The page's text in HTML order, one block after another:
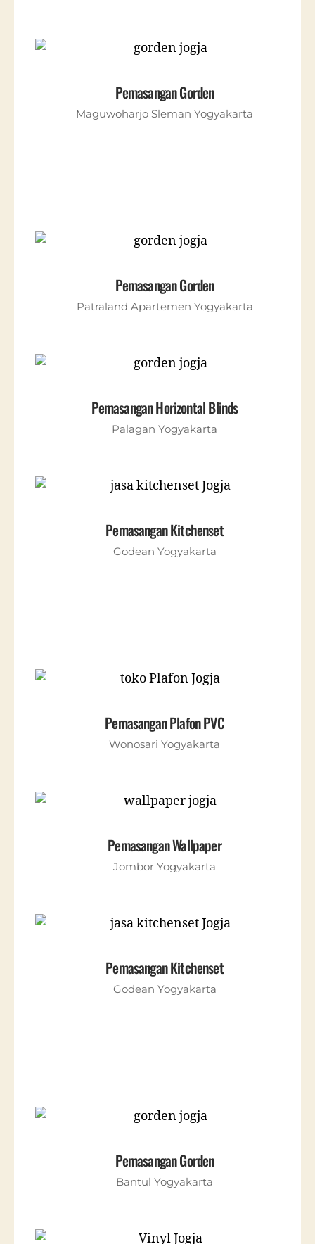
Pemasangan Gorden
Maguwoharjo Sleman Yogyakarta
Pemasangan Gorden
Patraland Apartemen Yogyakarta
Pemasangan Horizontal Blinds
Palagan Yogyakarta
Pemasangan Kitchenset
Godean Yogyakarta
Pemasangan Plafon PVC
Wonosari Yogyakarta
Pemasangan Wallpaper
Jombor Yogyakarta
Pemasangan Kitchenset
Godean Yogyakarta
Pemasangan Gorden
Bantul Yogyakarta